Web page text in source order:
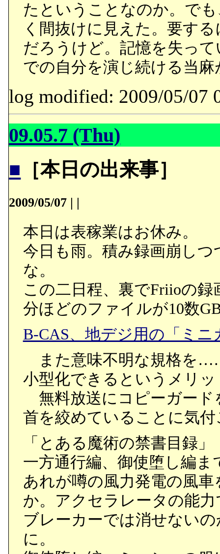
たということなのか。で
く間抜けに見えた。要す
だろうけど。記憶を失っ
での自分を演じ続ける当麻
log modified: 2009/05/07
09.05.7 (Thu)
■ ［本日の出来事］
2009/05/07 | |
本日は表稼業はお休み。
今日も雨。積み録画崩し
な。
この二日程、裏でFriioの
分ほどのファイルが10数
B-CAS、地デジ用の「ミニ
また意味不明な規格を
小型化できるというメリ
無料放送にコピーガード
首を絞めていることに気
「とある魔術の禁書目録」
一方通行編、御使堕し編ま
あれが噂の風力発電の風
か。アクセラレータの能
ブレーカーでは消せない
に。